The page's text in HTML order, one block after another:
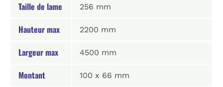
Taille de lame 256 mm
Hauteur max 2200 mm
Largeur max 4500 mm
Montant 100 x 66 mm